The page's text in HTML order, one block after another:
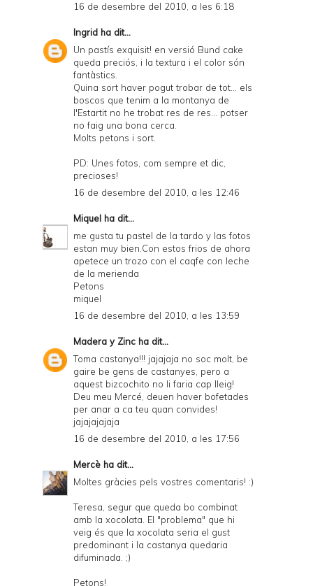
16 de desembre del 2010, a les 6:18
Ingrid ha dit...
Un pastís exquisit! en versió Bund cake
queda preciós, i la textura i el color són
fantàstics.
Quina sort haver pogut trobar de tot... els
boscos que tenim a la montanya de
l'Estartit no he trobat res de res... potser
no faig una bona cerca.
Molts petons i sort.
PD: Unes fotos, com sempre et dic,
precioses!
16 de desembre del 2010, a les 12:46
Miquel ha dit...
me gusta tu pastel de la tardo y las fotos
estan muy bien.Con estos frios de ahora
apetece un trozo con el caqfe con leche
de la merienda
Petons
miquel
16 de desembre del 2010, a les 13:59
Madera y Zinc ha dit...
Toma castanya!!! jajajaja no soc molt, be
gaire be gens de castanyes, pero a
aquest bizcochito no li faria cap lleig!
Deu meu Mercé, deuen haver bofetades
per anar a ca teu quan convides!
jajajajajaja
16 de desembre del 2010, a les 17:56
Mercè ha dit...
Moltes gràcies pels vostres comentaris! :)
Teresa, segur que queda bo combinat
amb la xocolata. El "problema" que hi
veig és que la xocolata seria el gust
predominant i la castanya quedaria
difuminada. ;)
Petons!